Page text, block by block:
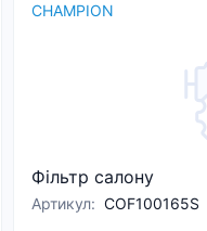
CHAMPION
Фільтр салону
Артикул: COF100165S